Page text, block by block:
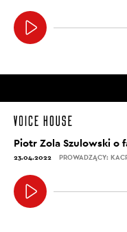
Piotr Zola Szulowski o
23.04.2022 PROWADZĄCY: